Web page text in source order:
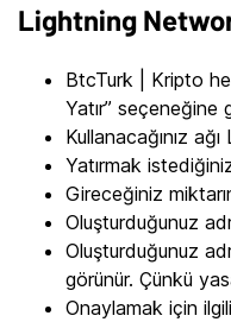
Lightning
BtcTurk | Kripto
Yatır” seçeneğine
Kullanacağınız
Yatırmak
Gireceğiniz
Oluşturduğunuz
Oluşturduğunuz
görünür. Çünkü
Onaylamak için